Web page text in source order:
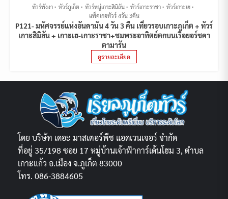
ทัวร์พังงา ทัวร์ภูเก็ต ทัวร์หมู่เกาะสิมิลัน ทัวร์เกาะราชา
ทัวร์เกาะเฮ
แพ็คเกจทัวร์ 4วัน 3คืน
P121- มหัศจรรย์แห่งอันดามัน 4 วัน 3 คืน เที่ยวรอบเกาะภูเก็ต + ทัวร์
เกาะสิมิลัน + เกาะเฮ-เกาะราชา+ชมพระอาทิตย์ตกบนเรือยอร์ชคา
ตามารัน
ดูรายละเอียด
โดย บริษัท เดอะ มาสเตอร์พีช แอดเวนเจอร์ จำกัด
ที่อยู่ 35/198 ซอย 17 หมู่บ้านเจ้าฟ้าการ์เด้นโฮม 3, ตำบล
เกาะแก้ว อ.เมือง จ.ภูเก็ต 83000
โทร. 086-3884605